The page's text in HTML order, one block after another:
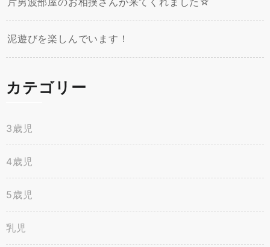
泥遊びを楽しんでいます！
カテゴリー
3歳児
4歳児
5歳児
乳児